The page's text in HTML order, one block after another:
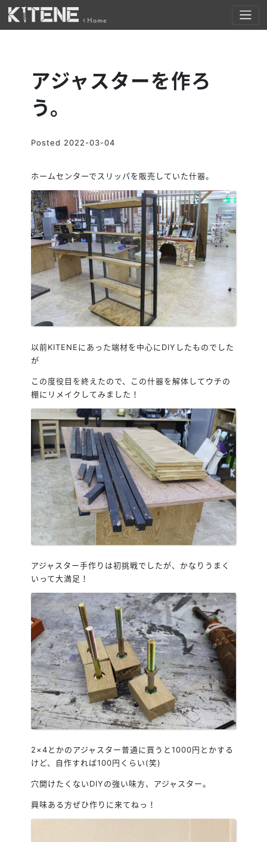
Home
アジャスターを作ろ
う。
Posted 2022-03-04
ホームセンターでスリッパを販売していた什器。
以前KITENEにあった端材を中心にDIYしたものでした
が
この度役目を終えたので、この什器を解体してウチの
棚にリメイクしてみました！
アジャスター手作りは初挑戦でしたが、かなりうまく
いって大満足！
2×4とかのアジャスター普通に買うと1000円とかする
けど、自作すれば100円くらい(笑)
穴開けたくないDIYの強い味方、アジャスター。
興味ある方ぜひ作りに来てねっ！